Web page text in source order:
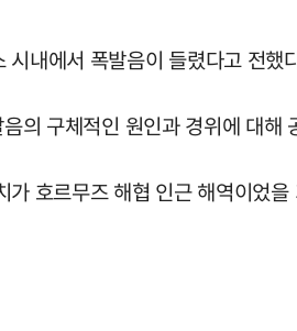
내에서 폭발음이 들렸다고 전
의 구체적인 원인과 경위에 대해
호르무즈 해협 인근 해역이었